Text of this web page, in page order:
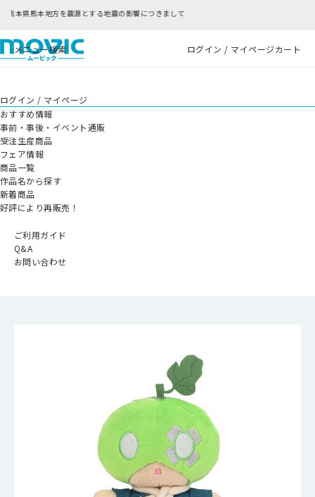
の影響につきまして
メニュー検索 ログイン / マイページカート
ログイン / マイページ
おすすめ情報
事前・事後・イベント通販
受注生産商品
フェア情報
商品一覧
作品名から探す
新着商品
好評により再販売！
ご利用ガイド
Q&A
お問い合わせ